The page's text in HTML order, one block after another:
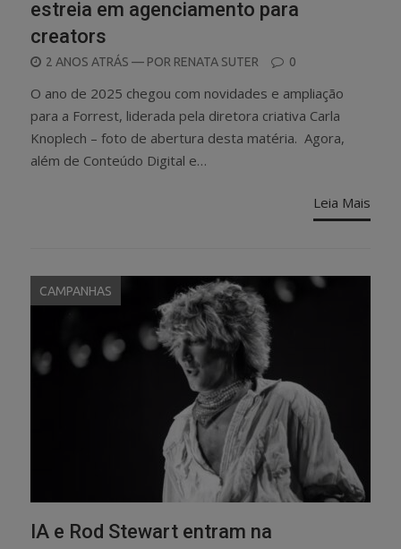
estreia em agenciamento para
creators
POSTED
2 ANOS ATRÁS — POR RENATA SUTER 0
O ano de 2025 chegou com novidades e ampliação
para a Forrest, liderada pela diretora criativa Carla
Knoplech – foto de abertura desta matéria. Agora,
além de Conteúdo Digital e…
Leia Mais
CAMPANHAS
IA e Rod Stewart entram na